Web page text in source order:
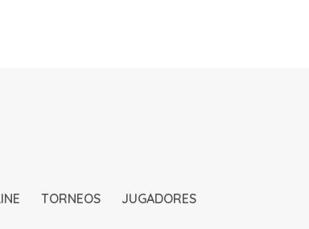
TORNEOS JUGADORES